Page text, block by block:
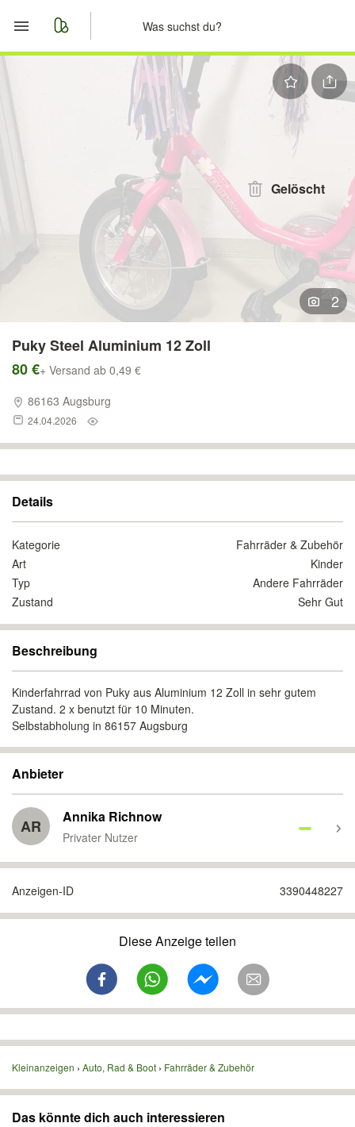
Anzeige aufgeben
Gelöscht
2
Puky Steel Aluminium 12 Zoll
80 €+ Versand ab 0,49 €
86163 Augsburg
24.04.2026
Details
Kategorie
Fahrräder & Zubehör
Art
Kinder
Typ
Andere Fahrräder
Zustand
Sehr Gut
Beschreibung
Kinderfahrrad von Puky aus Aluminium 12 Zoll in sehr gutem
Zustand. 2 x benutzt für 10 Minuten.
Selbstabholung in 86157 Augsburg
Anbieter
AR Annika Richnow
Privater Nutzer
Anzeigen-ID 3390448227
Diese Anzeige teilen
Kleinanzeigen Auto, Rad & Boot Fahrräder & Zubehör
Das könnte dich auch interessieren